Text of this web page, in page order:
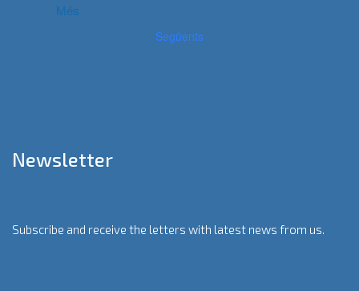
Més
Següents
Newsletter
Subscribe and receive the letters with latest news from us.